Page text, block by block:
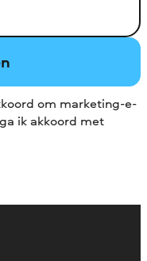
om marketing-e-
ik akkoord met